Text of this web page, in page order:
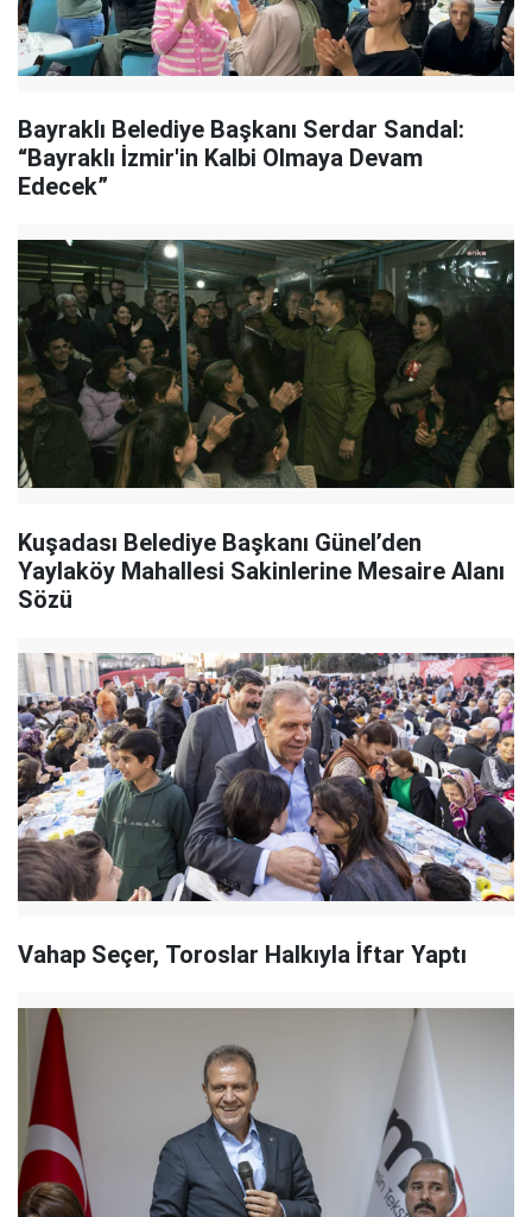
Bayraklı Belediye Başkanı Serdar Sandal:
“Bayraklı İzmir'in Kalbi Olmaya Devam
Edecek”
Kuşadası Belediye Başkanı Günel’den
Yaylaköy Mahallesi Sakinlerine Mesaire Alanı
Sözü
Vahap Seçer, Toroslar Halkıyla İftar Yaptı